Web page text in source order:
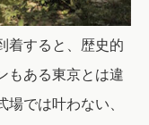
着すると、歴史的
もある東京とは違
場では叶わない、